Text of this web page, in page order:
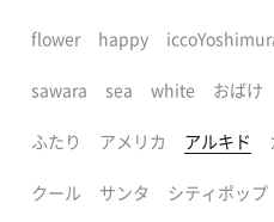
flower happy
sawara sea white おばけ
ふたり アメリカ アルキド
クール サンタ シティポップ